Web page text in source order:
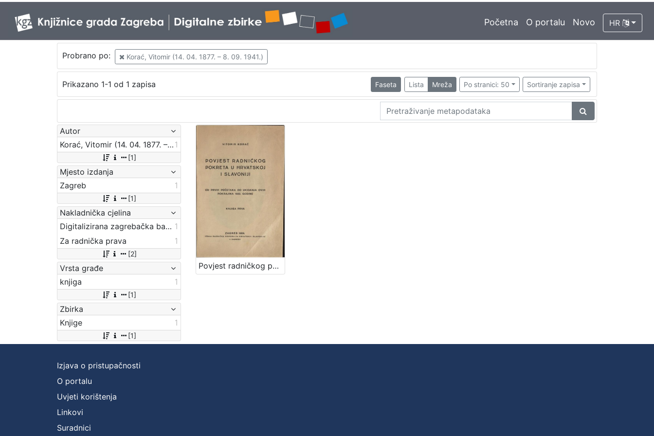
Početna O portalu Novo HR
Probrano po: Korać, Vitomir (14. 04. 1877. – 8. 09. 1941.)
Prikazano 1-1 od 1 zapisa Faseta Lista Mreža Po stranici: 50 Sortiranje zapisa
Autor
Korać, Vitomir (14. 04. 1877. – 8. 09. 1941.) 1
[1]
Mjesto izdanja
Zagreb
1
[1]
Nakladnička cjelina
Digitalizirana zagrebačka baština 1
Za radnička prava
1
[2]
Vrsta građe
knjiga
1
[1]
Zbirka
Knjige
1
[1]
Povjest radničkog pokreta u Hrvatskoj i Slavoniji : od prvih početaka do ukidanja ovih pokrajina 1922. godine / Vitomir Korać
Izjava o pristupačnosti
O portalu
Uvjeti korištenja
Linkovi
Suradnici